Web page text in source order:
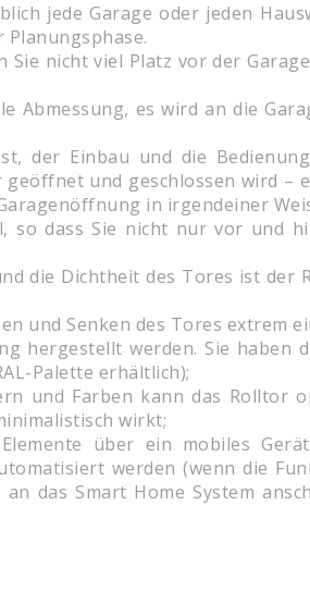
jede Garage oder jeden
Planungsphase.
nicht viel Platz vor der
Abmessung, es wird an die
der Einbau und die
und geschlossen wird
in irgendeiner
so dass Sie nicht nur vor und
die Dichtheit des Tores ist der
und Senken des Tores extrem
hergestellt werden. Sie haben
Palette erhältlich);
und Farben kann das Rolltor
wirkt;
über ein mobiles
werden (wenn die
das Smart Home System